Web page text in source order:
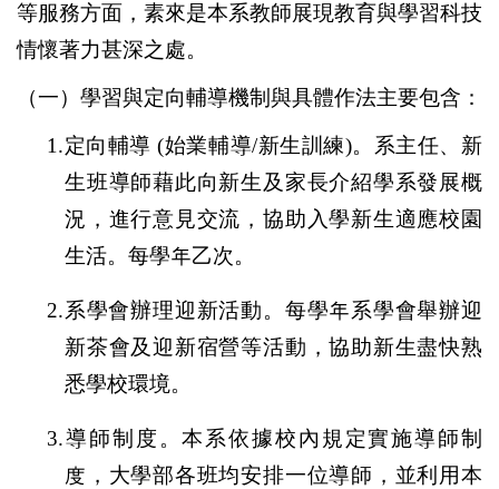
等服務方面，素來是本系教師展現教育與學習科技
情懷著力甚深之處。
（一）學習與定向輔導機制與具體作法主要包含：
1.定向輔導 (始業輔導/新生訓練)。系主任、新
生班導師藉此向新生及家長介紹學系發展概
況，進行意見交流，協助入學新生適應校園
生活。每學年乙次。
2.系學會辦理迎新活動。每學年系學會舉辦迎
新茶會及迎新宿營等活動，協助新生盡快熟
悉學校環境。
3.導師制度。本系依據校內規定實施導師制
度，大學部各班均安排一位導師，並利用本